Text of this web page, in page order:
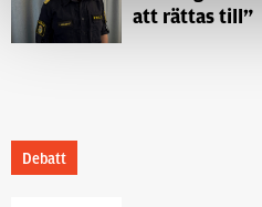
att rättas till”
Debatt